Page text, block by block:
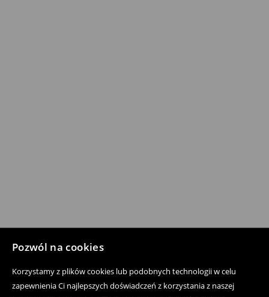
Pozwól na cookies
Korzystamy z plików cookies lub podobnych technologii w celu
zapewnienia Ci najlepszych doświadczeń z korzystania z naszej